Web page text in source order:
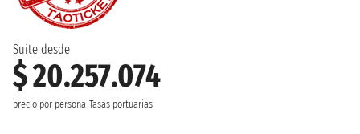
Suite desde
$ 20.257.074
precio por persona Tasas portuarias